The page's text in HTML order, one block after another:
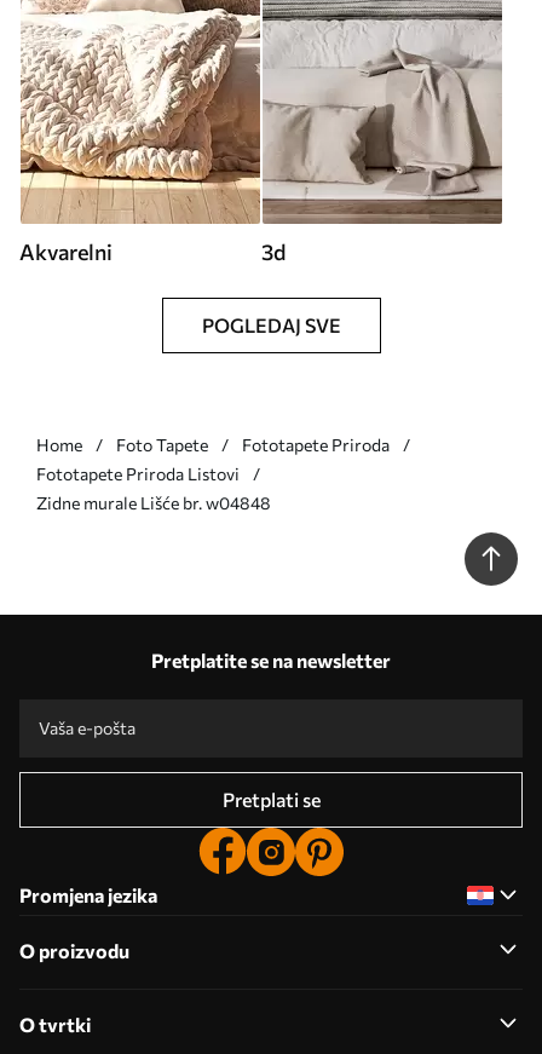
Akvarelni 3d
POGLEDAJ SVE
Home Foto Tapete
Fototapete Priroda
Fototapete Priroda Listovi
Zidne murale Lišće br. w04848
Pretplatite se na newsletter
Pretplati se
Promjena jezika
O proizvodu
O tvrtki